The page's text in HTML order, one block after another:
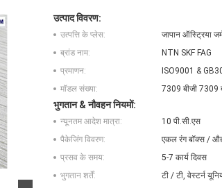
उत्पाद विवरण:
उत्पत्ति के प्लेस:
जापान ऑस्ट्रिया
ब्रांड नाम:
NTN SKF FAG
प्रमाणन:
ISO9001 &
मॉडल संख्या:
7309 बीजी 7309
भुगतान & नौवहन नियमों:
न्यूनतम आदेश मात्रा:
10 पी.सी.एस
पैकेजिंग विवरण:
एकल रंग बॉक्स /
प्रसव के समय:
5-7 कार्य दिवस
भुगतान शर्तें:
टी / टी, वेस्टर्न